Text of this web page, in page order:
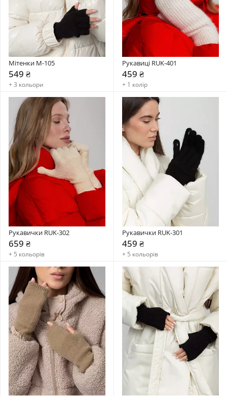
Мітенки M-105
549 ₴
+ 3 кольори
Рукавиці RUK-401
459 ₴
+ 1 колір
Рукавички RUK-302
659 ₴
+ 5 кольорів
Рукавички RUK-301
459 ₴
+ 5 кольорів